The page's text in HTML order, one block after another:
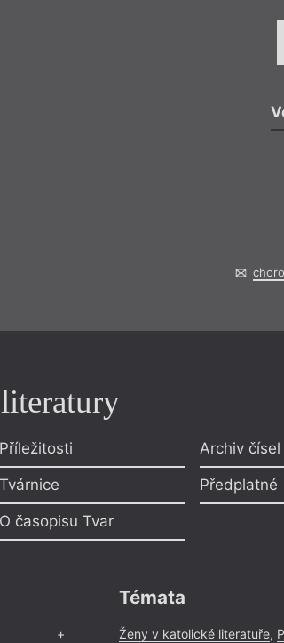
Příležitosti
Tvárnice
O časopisu Tvar
Archiv čísel
Předplatné
Témata
Ženy v katolické literatuře,